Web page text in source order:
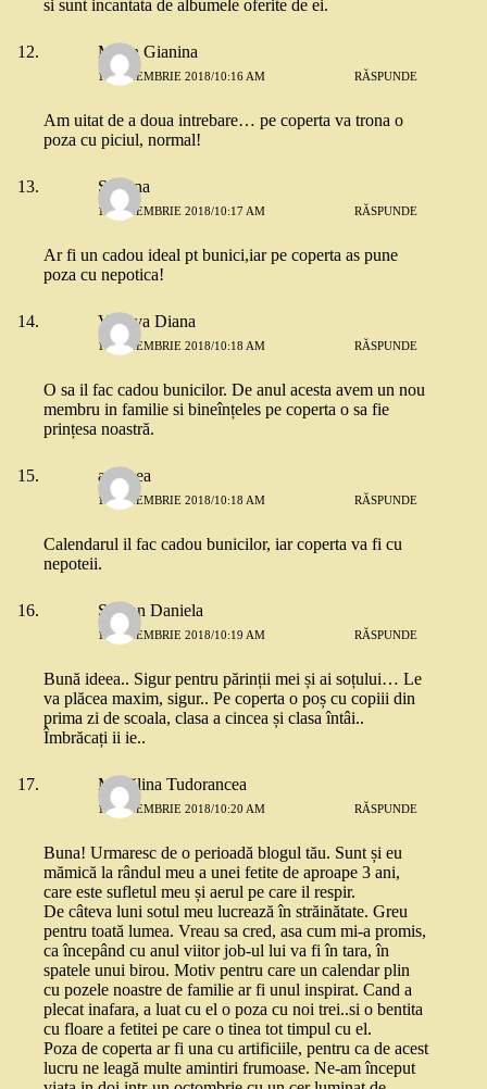
si sunt incantata de albumele oferite de ei.
Marin Gianina
13 NOIEMBRIE 2018/10:16 AM RĂSPUNDE
Am uitat de a doua intrebare… pe coperta va trona o
poza cu piciul, normal!
Simona
13 NOIEMBRIE 2018/10:17 AM RĂSPUNDE
Ar fi un cadou ideal pt bunici,iar pe coperta as pune
poza cu nepotica!
Vaduva Diana
13 NOIEMBRIE 2018/10:18 AM RĂSPUNDE
O sa il fac cadou bunicilor. De anul acesta avem un nou
membru in familie si bineînțeles pe coperta o sa fie
prințesa noastră.
andreea
13 NOIEMBRIE 2018/10:18 AM RĂSPUNDE
Calendarul il fac cadou bunicilor, iar coperta va fi cu
nepoteii.
Șerban Daniela
13 NOIEMBRIE 2018/10:19 AM RĂSPUNDE
Bună ideea.. Sigur pentru părinții mei și ai soțului… Le
va plăcea maxim, sigur.. Pe coperta o poș cu copiii din
prima zi de scoala, clasa a cincea și clasa întâi..
Îmbrăcați ii ie..
Mădălina Tudorancea
13 NOIEMBRIE 2018/10:20 AM RĂSPUNDE
Buna! Urmaresc de o perioadă blogul tău. Sunt și eu
mămică la rândul meu a unei fetite de aproape 3 ani,
care este sufletul meu și aerul pe care il respir.
De câteva luni sotul meu lucrează în străinătate. Greu
pentru toată lumea. Vreau sa cred, asa cum mi-a promis,
ca începând cu anul viitor job-ul lui va fi în tara, în
spatele unui birou. Motiv pentru care un calendar plin
cu pozele noastre de familie ar fi unul inspirat. Cand a
plecat inafara, a luat cu el o poza cu noi trei..si o bentita
cu floare a fetitei pe care o tinea tot timpul cu el.
Poza de coperta ar fi una cu artificiile, pentru ca de acest
lucru ne leagă multe amintiri frumoase. Ne-am început